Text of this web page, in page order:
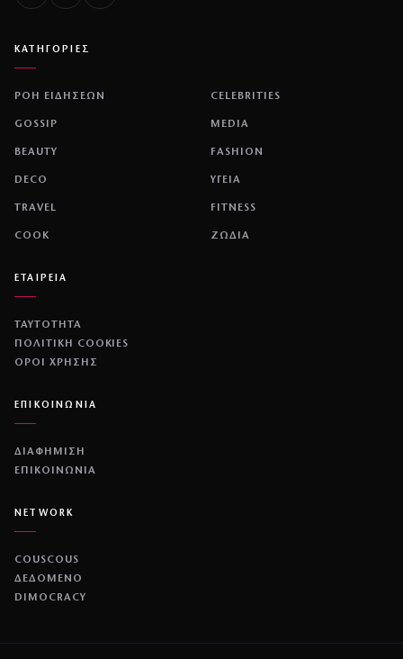
ΚΑΤΗΓΟΡΙΕΣ
ΡΟΗ ΕΙΔΗΣΕΩΝ CELEBRITIES
GOSSIP MEDIA
BEAUTY FASHION
DECO ΥΓΕΙΑ
TRAVEL FITNESS
COOK ΖΩΔΙΑ
ΕΤΑΙΡΕΙΑ
ΤΑΥΤΟΤΗΤΑ
ΠΟΛΙΤΙΚΉ COOKIES
ΌΡΟΙ ΧΡΉΣΗΣ
ΕΠΙΚΟΙΝΩΝΙΑ
ΔΙΑΦΗΜΙΣΗ
ΕΠΙΚΟΙΝΩΝΙΑ
NETWORK
COUSCOUS
ΔΕΔΟΜΕΝΟ
DIMOCRACY